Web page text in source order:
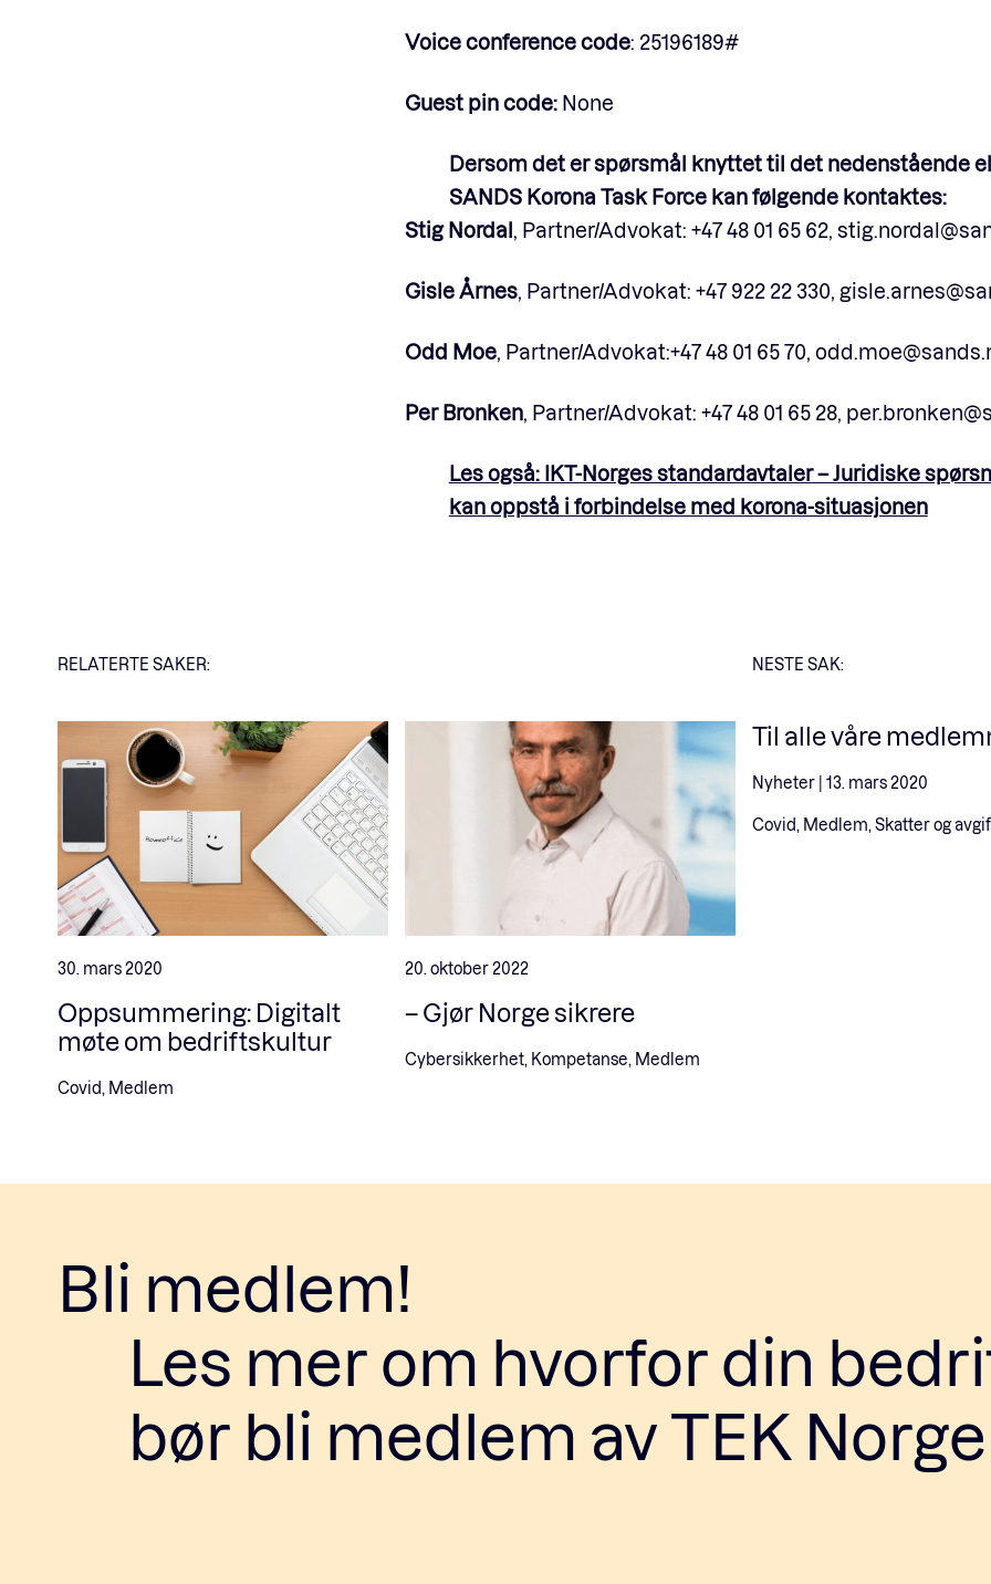
Voice conference code: 25196189#
Guest pin code:None
Dersom det er spørsmål knyttet til det nedenstående
SANDS Korona Task Force kan følgende kontaktes:
Stig Nordal , Partner/Advokat: +47 48 01 65 62,
Gisle Årnes, Partner/Advokat: +47 922 22 330,
Odd Moe, Partner/Advokat:+47 48 01 65 70,
Per Bronken, Partner/Advokat: +47 48 01 65 28,
Les også: IKT-Norges standardavtaler – Juridiske
kan oppstå i forbindelse med korona-situasjonen
RELATERTE SAKER:
30. mars 2020
Oppsummering: Digitalt
møte om bedriftskultur
Covid, Medlem
20. oktober 2022
– Gjør Norge sikrere
Cybersikkerhet, Kompetanse, Medlem
NESTE SAK:
Til alle våre
Nyheter | 13. mars 2020
Covid, Medlem, Skatter og
Bli medlem!
Les mer om hvorfor din
bør bli medlem av TEK Norge